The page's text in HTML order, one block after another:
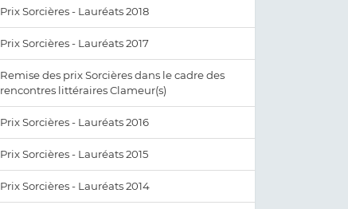
Prix Sorcières - Lauréats 2018
Prix Sorcières - Lauréats 2017
Remise des prix Sorcières dans le cadre des
rencontres littéraires Clameur(s)
Prix Sorcières - Lauréats 2016
Prix Sorcières - Lauréats 2015
Prix Sorcières - Lauréats 2014